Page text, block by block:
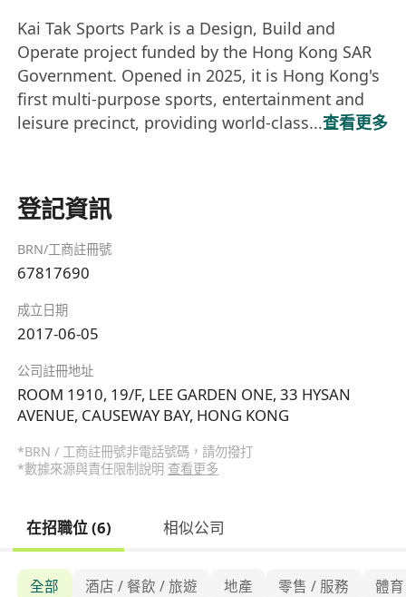
Kai Tak Sports Park is a Design, Build and
Operate project funded by the Hong Kong SAR
Government. Opened in 2025, it is Hong Kong's
first multi-purpose sports, entertainment and
leisure precinct, providing world-class...查看更多
登記資訊
BRN/工商註冊號
67817690
成立日期
2017-06-05
公司註冊地址
ROOM 1910, 19/F, LEE GARDEN ONE, 33 HYSAN
AVENUE, CAUSEWAY BAY, HONG KONG
*BRN / 工商註冊號非電話號碼，請勿撥打
*數據來源與責任限制說明 查看更多
在招職位 (6) 相似公司
全部 酒店 / 餐飲 / 旅遊 地產 零售 / 服務 體育